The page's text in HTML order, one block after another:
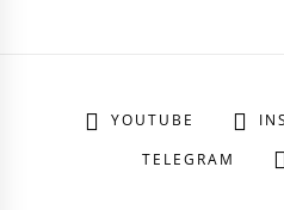
YOUTUBE
TELEGRAM